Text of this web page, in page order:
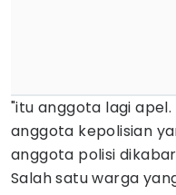
"itu anggota lagi apel.
anggota kepolisian
anggota polisi
Salah satu warga